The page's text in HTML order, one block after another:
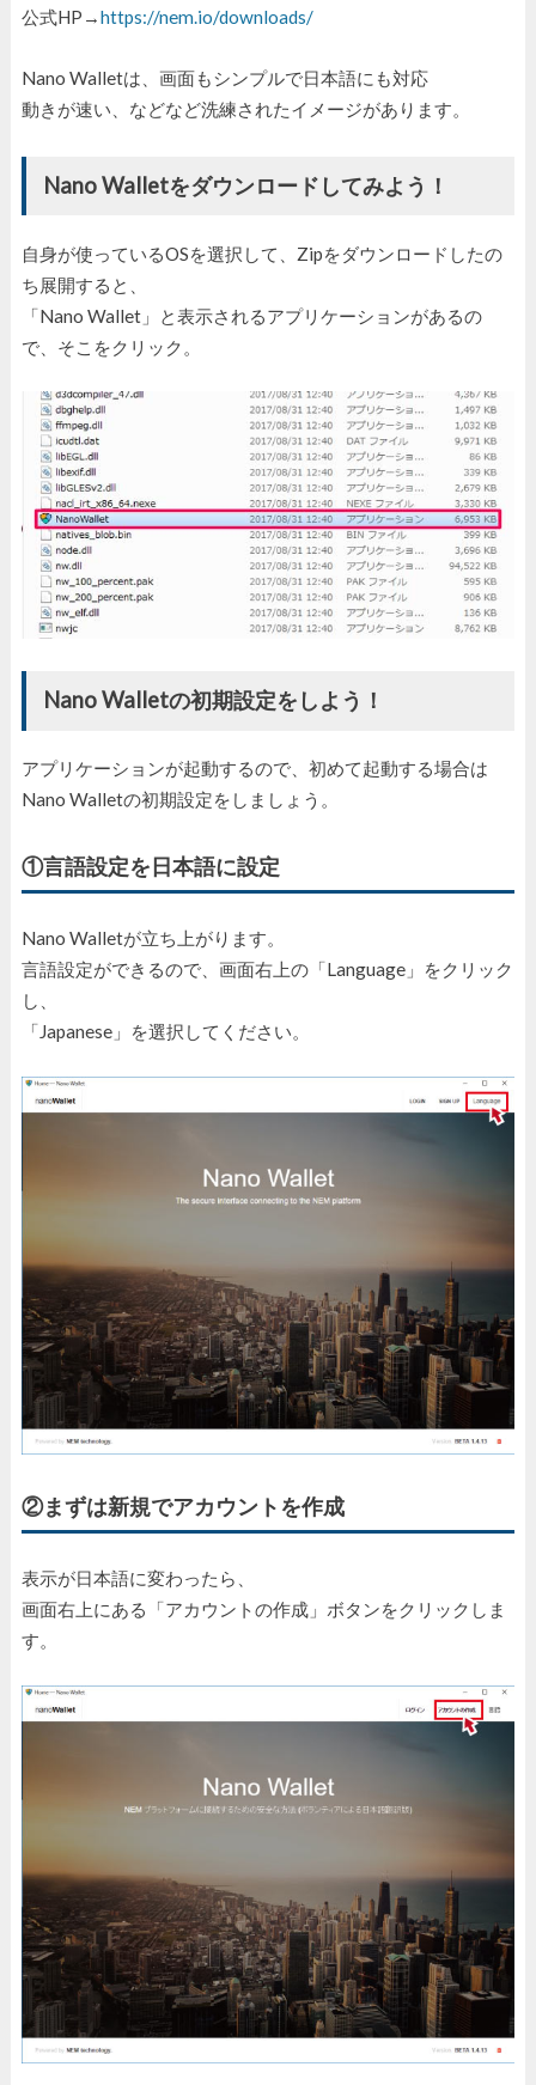
公式HP→https://nem.io/downloads/
Nano Walletは、画面もシンプルで日本語にも対応
動きが速い、などなど洗練されたイメージがあります。
Nano Walletをダウンロードしてみよう！
自身が使っているOSを選択して、Zipをダウンロードしたの
ち展開すると、
「Nano Wallet」と表示されるアプリケーションがあるの
で、そこをクリック。
Nano Walletの初期設定をしよう！
アプリケーションが起動するので、初めて起動する場合は
Nano Walletの初期設定をしましょう。
①言語設定を日本語に設定
Nano Walletが立ち上がります。
言語設定ができるので、画面右上の「Language」をクリック
し、
「Japanese」を選択してください。
②まずは新規でアカウントを作成
表示が日本語に変わったら、
画面右上にある「アカウントの作成」ボタンをクリックしま
す。